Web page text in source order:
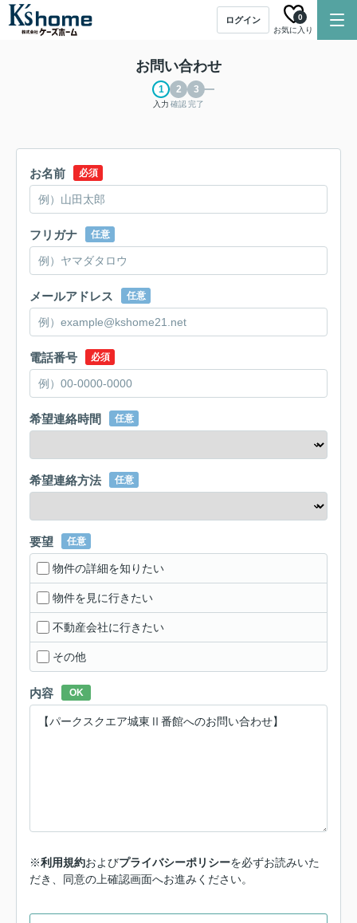
ログイン
お気に入り
0
お問い合わせ
入力 確認完了
お名前 必須
フリガナ 任意
メールアドレス 任意
電話番号 必須
希望連絡時間 任意
希望連絡方法 任意
要望 任意
物件の詳細を知りたい
物件を見に行きたい
不動産会社に行きたい
その他
内容 OK
※利用規約およびプライバシーポリシーを必ずお読みいた
だき、同意の上確認画面へお進みください。